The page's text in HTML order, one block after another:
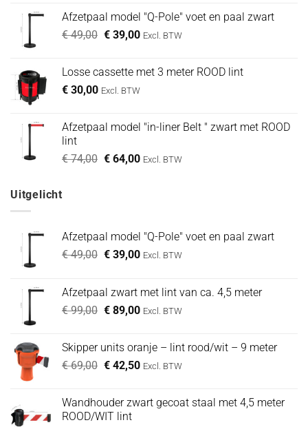
was:
€ 69,00.
is:
€ 59,00.
Afzetpaal model "Q-Pole" voet en paal zwart
€49,00 Oorspronkelijke
€ 49,00.
€39,00Huidige
€ 39,00.
Excl. BTW
Losse cassette met 3 meter ROOD lint
€ 30,00 Excl. BTW
Afzetpaal model "in-liner Belt " zwart met ROOD
lint
€74,00 Oorspronkelijke
€64,00Huidige
Excl. BTW
Uitgelicht
Afzetpaal model "Q-Pole" voet en paal zwart
€49,00 Oorspronkelijke
€ 49,00.
€39,00Huidige
€ 39,00.
Excl. BTW
Afzetpaal zwart met lint van ca. 4,5 meter
€99,00 Oorspronkelijke
€ 99,00.
€89,00Huidige
€ 89,00.
Excl. BTW
Skipper units oranje – lint rood/wit – 9 meter
€69,00 Oorspronkelijke
€ 69,00.
€42,50Huidige
€ 42,50.
Excl. BTW
Wandhouder zwart gecoat staal met 4,5 meter
ROOD/WIT lint